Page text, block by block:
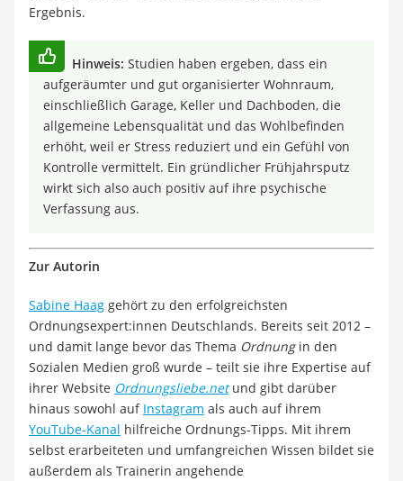
Ergebnis.
Hinweis: Studien haben ergeben, dass ein
aufgeräumter und gut organisierter Wohnraum,
einschließlich Garage, Keller und Dachboden, die
allgemeine Lebensqualität und das Wohlbefinden
erhöht, weil er Stress reduziert und ein Gefühl von
Kontrolle vermittelt. Ein gründlicher Frühjahrsputz
wirkt sich also auch positiv auf ihre psychische
Verfassung aus.
Zur Autorin
Sabine Haag gehört zu den erfolgreichsten
Ordnungsexpert:innen Deutschlands. Bereits seit 2012 –
und damit lange bevor das Thema Ordnungin den
Sozialen Medien groß wurde – teilt sie ihre Expertise auf
ihrer Website Ordnungsliebe.netund gibt darüber
hinaus sowohl auf Instagram als auch auf ihrem
YouTube-Kanal hilfreiche Ordnungs-Tipps. Mit ihrem
selbst erarbeiteten und umfangreichen Wissen bildet sie
außerdem als Trainerin angehende